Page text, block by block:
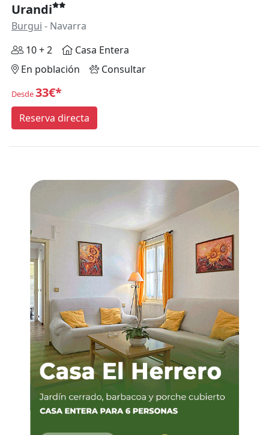
Urandi
Burgui - Navarra
10 + 2
Casa Entera
En población
Consultar
Desde33€*
Reserva directa